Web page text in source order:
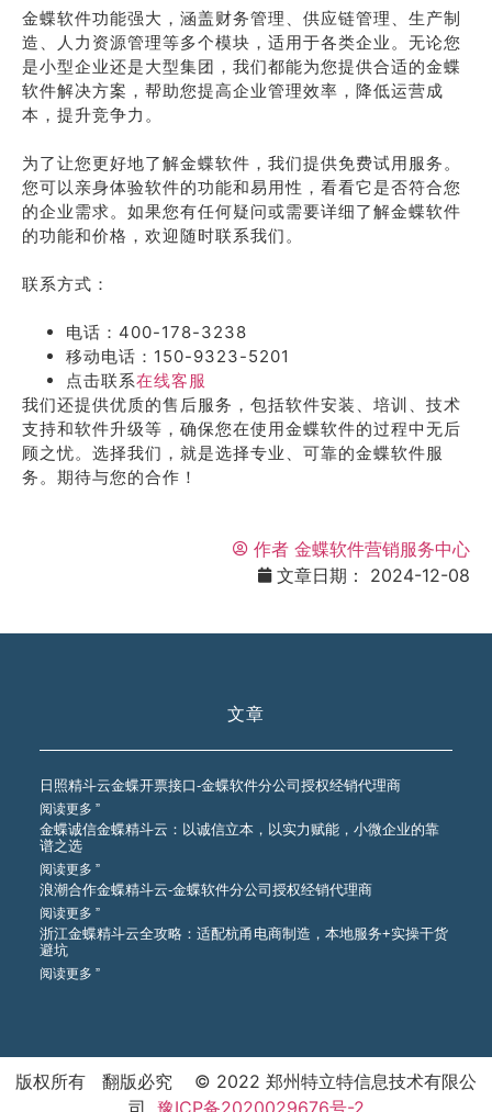
金蝶软件功能强大，涵盖财务管理、供应链管理、生产制
造、人力资源管理等多个模块，适用于各类企业。无论您
是小型企业还是大型集团，我们都能为您提供合适的金蝶
软件解决方案，帮助您提高企业管理效率，降低运营成
本，提升竞争力。
为了让您更好地了解金蝶软件，我们提供免费试用服务。
您可以亲身体验软件的功能和易用性，看看它是否符合您
的企业需求。如果您有任何疑问或需要详细了解金蝶软件
的功能和价格，欢迎随时联系我们。
联系方式：
电话：400-178-3238
移动电话：150-9323-5201
点击联系在线客服
我们还提供优质的售后服务，包括软件安装、培训、技术
支持和软件升级等，确保您在使用金蝶软件的过程中无后
顾之忧。选择我们，就是选择专业、可靠的金蝶软件服
务。期待与您的合作！
作者 金蝶软件营销服务中心
文章日期：
2024-12-08
文章
日照精斗云金蝶开票接口-金蝶软件分公司授权经销代理商
阅读更多 ”
金蝶诚信金蝶精斗云：以诚信立本，以实力赋能，小微企业的靠
谱之选
阅读更多 ”
浪潮合作金蝶精斗云-金蝶软件分公司授权经销代理商
阅读更多 ”
浙江金蝶精斗云全攻略：适配杭甬电商制造，本地服务+实操干货
避坑
阅读更多 ”
版权所有 翻版必究 © 2022 郑州特立特信息技术有限公
司 豫ICP备2020029676号-2